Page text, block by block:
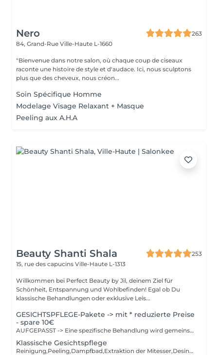
Nero
263
84, Grand-Rue Ville-Haute L-1660
"Bienvenue dans notre salon, où chaque coup de ciseaux
raconte une histoire de style et d'audace. Ici, nous sculptons
plus que des cheveux, nous créon...
Soin Spécifique Homme
Modelage Visage Relaxant + Masque
Peeling aux A.H.A
Beauty Shanti Shala
253
15, rue des capucins Ville-Haute L-1313
Willkommen bei Perfect Beauty by Jil, deinem Ziel für
Schönheit, Entspannung und Wohlbefinden! Egal ob Du
klassische Behandlungen oder exklusive Leis...
GESICHTSPFLEGE-Pakete -> mit * reduzierte Preise
- spare 10€
AUFGEPASST -> Eine spezifische Behandlung wird gemeinsam mit Jil zum Zeitpunkt der Behandlung ausgewählt. Je nach gewählter Behandlung wird der Preis angepasst. Die Pflege wird an Ihren Hauttyp abgestimmt. Inklusive: Reinigung, Peeling, Dampfbad, Extraktion der Mitesser, Desinfektion, Massage und Maske
Klassische Gesichtspflege
Reinigung,Peeling,Dampfbad,Extraktion der Mitesser,Desinfektion, Massage und Creammaske Die Pflege wird an Ihren Hauttyp angepasst.